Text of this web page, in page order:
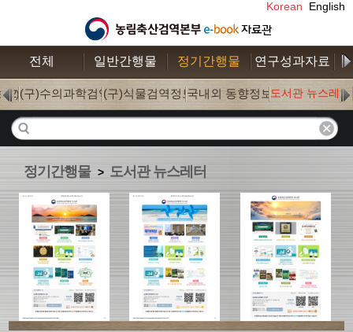
Korean English
전체 일반간행물 정기간행물 연구성과자료
(52) (구)수의과학검역(0)
(구)식물검역정보(0)
국내외 동향정보(177)
도서관 뉴스레터
정기간행물 > 도서관 뉴스레터